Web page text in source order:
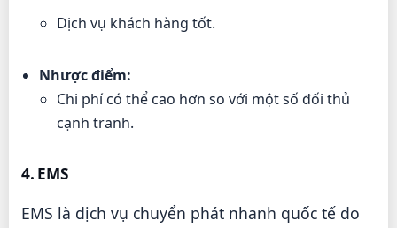
Dịch vụ khách hàng tốt.
Nhược điểm:
Chi phí có thể cao hơn so với một số đối thủ
cạnh tranh.
4. EMS
EMS là dịch vụ chuyển phát nhanh quốc tế do